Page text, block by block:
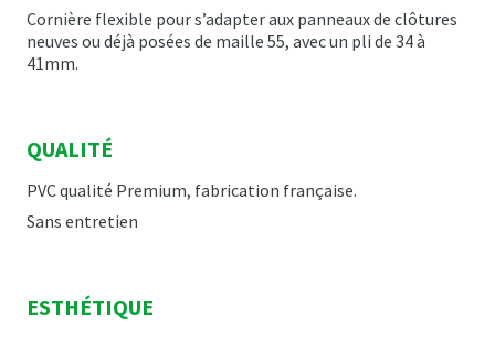
Cornière flexible pour s’adapter aux panneaux de clôtures
neuves ou déjà posées de maille 55, avec un pli de 34 à
41mm.
QUALITÉ
PVC qualité Premium, fabrication française.
Sans entretien
ESTHÉTIQUE